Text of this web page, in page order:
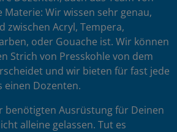
Wir wissen sehr genau,
zwischen Acryl, Tempera,
oder Gouache ist. Wir können
Strich von Presskohle von dem
und wir bieten für fast jede
einen Dozenten.
benötigten Ausrüstung für Deinen
alleine gelassen. Tut es